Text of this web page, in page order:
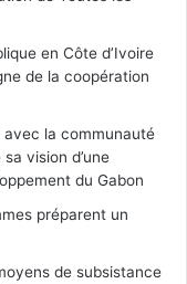
en Côte d’Ivoire
de la coopération
avec la communauté
vision d’une
du Gabon
préparent un
de subsistance